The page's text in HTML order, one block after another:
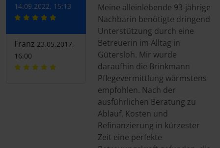
14.09.2022, 15:13
Franz 23.05.2017,
16:00
Meine alleinlebende 93-jährige
Nachbarin benötigte dringend
Unterstützung durch eine
Betreuerin im Alltag in
Gütersloh. Mir wurde
daraufhin die Brinkmann
Pflegevermittlung wärmstens
empfohlen. Nach der
ausführlichen Beratung zu
Ablauf, Kosten und
Refinanzierung in kürzester
Zeit eine perfekte